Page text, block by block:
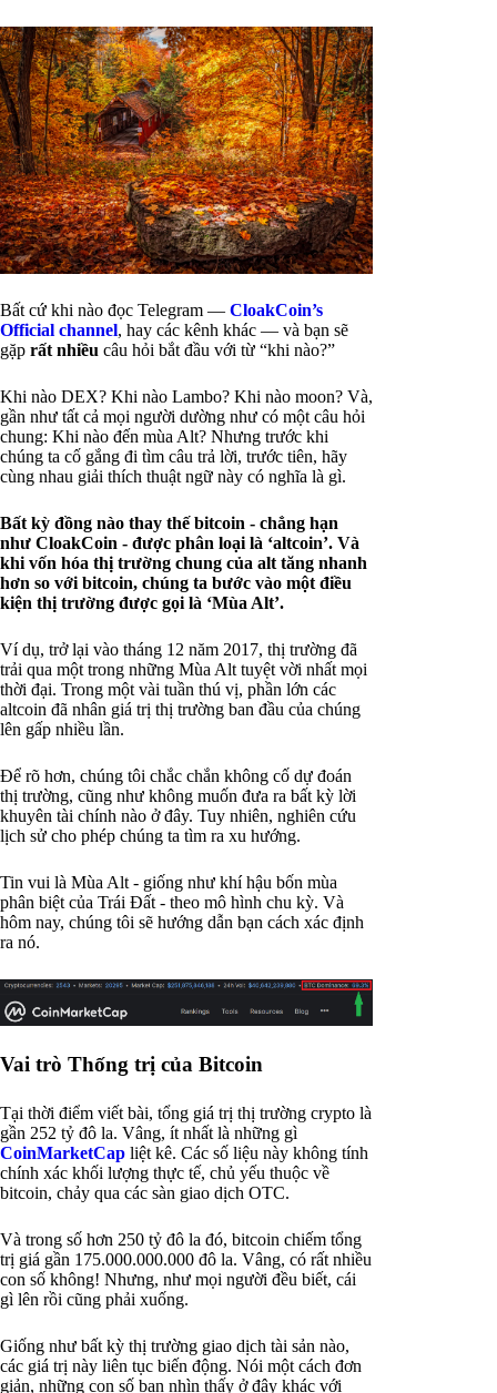
Bất cứ khi nào đọc Telegram — CloakCoin’s
Official channel, hay các kênh khác — và bạn sẽ
gặp rất nhiều câu hỏi bắt đầu với từ “khi nào?”
Khi nào DEX? Khi nào Lambo? Khi nào moon? Và,
gần như tất cả mọi người dường như có một câu hỏi
chung: Khi nào đến mùa Alt? Nhưng trước khi
chúng ta cố gắng đi tìm câu trả lời, trước tiên, hãy
cùng nhau giải thích thuật ngữ này có nghĩa là gì.
Bất kỳ đồng nào thay thế bitcoin - chẳng hạn
như CloakCoin - được phân loại là ‘altcoin’. Và
khi vốn hóa thị trường chung của alt tăng nhanh
hơn so với bitcoin, chúng ta bước vào một điều
kiện thị trường được gọi là ‘Mùa Alt’.
Ví dụ, trở lại vào tháng 12 năm 2017, thị trường đã
trải qua một trong những Mùa Alt tuyệt vời nhất mọi
thời đại. Trong một vài tuần thú vị, phần lớn các
altcoin đã nhân giá trị thị trường ban đầu của chúng
lên gấp nhiều lần.
Để rõ hơn, chúng tôi chắc chắn không cố dự đoán
thị trường, cũng như không muốn đưa ra bất kỳ lời
khuyên tài chính nào ở đây. Tuy nhiên, nghiên cứu
lịch sử cho phép chúng ta tìm ra xu hướng.
Tin vui là Mùa Alt - giống như khí hậu bốn mùa
phân biệt của Trái Đất - theo mô hình chu kỳ. Và
hôm nay, chúng tôi sẽ hướng dẫn bạn cách xác định
ra nó.
Vai trò Thống trị của Bitcoin
Tại thời điểm viết bài, tổng giá trị thị trường crypto là
gần 252 tỷ đô la. Vâng, ít nhất là những gì
CoinMarketCap liệt kê. Các số liệu này không tính
chính xác khối lượng thực tế, chủ yếu thuộc về
bitcoin, chảy qua các sàn giao dịch OTC.
Và trong số hơn 250 tỷ đô la đó, bitcoin chiếm tổng
trị giá gần 175.000.000.000 đô la. Vâng, có rất nhiều
con số không! Nhưng, như mọi người đều biết, cái
gì lên rồi cũng phải xuống.
Giống như bất kỳ thị trường giao dịch tài sản nào,
các giá trị này liên tục biến động. Nói một cách đơn
giản, những con số bạn nhìn thấy ở đây khác với